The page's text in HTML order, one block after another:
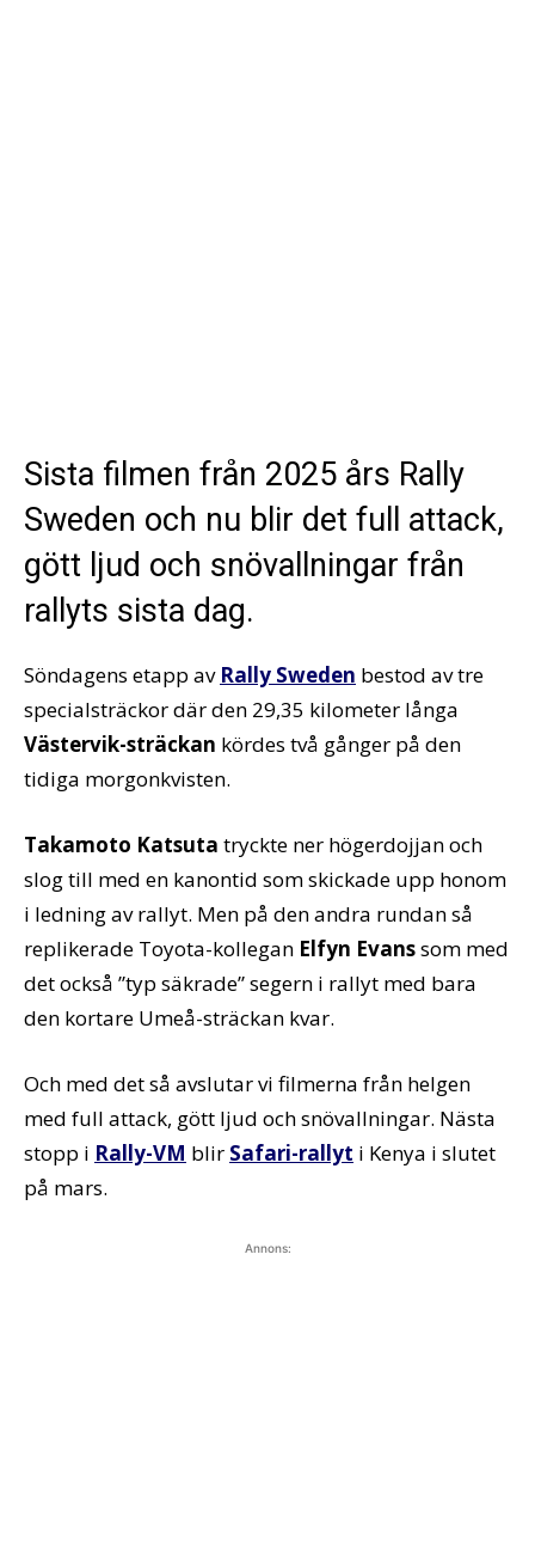
Sista filmen från 2025 års Rally
Sweden och nu blir det full attack,
gött ljud och snövallningar från
rallyts sista dag.
Söndagens etapp av Rally Sweden bestod av tre
specialsträckor där den 29,35 kilometer långa
Västervik-sträckan kördes två gånger på den
tidiga morgonkvisten.
Takamoto Katsuta tryckte ner högerdojjan och
slog till med en kanontid som skickade upp honom
i ledning av rallyt. Men på den andra rundan så
replikerade Toyota-kollegan Elfyn Evanssom med
det också ”typ säkrade” segern i rallyt med bara
den kortare Umeå-sträckan kvar.
Och med det så avslutar vi filmerna från helgen
med full attack, gött ljud och snövallningar. Nästa
stopp i Rally-VM blir Safari-rallyt i Kenya i slutet
på mars.
Annons: